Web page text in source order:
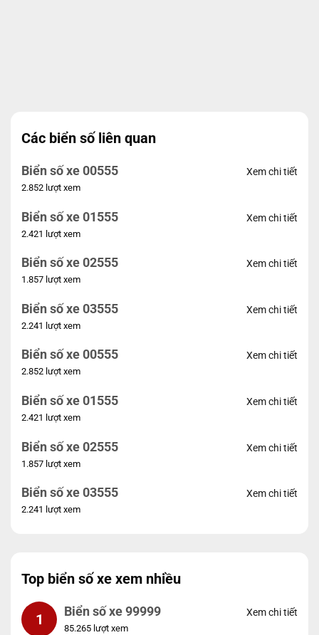
Các biển số liên quan
Biển số xe 00555
2.852 lượt xem
Xem chi tiết
Biển số xe 01555
2.421 lượt xem
Xem chi tiết
Biển số xe 02555
1.857 lượt xem
Xem chi tiết
Biển số xe 03555
2.241 lượt xem
Xem chi tiết
Biển số xe 00555
2.852 lượt xem
Xem chi tiết
Biển số xe 01555
2.421 lượt xem
Xem chi tiết
Biển số xe 02555
1.857 lượt xem
Xem chi tiết
Biển số xe 03555
2.241 lượt xem
Xem chi tiết
Top biển số xe xem nhiều
1 Biển số xe 99999
85.265 lượt xem
Xem chi tiết